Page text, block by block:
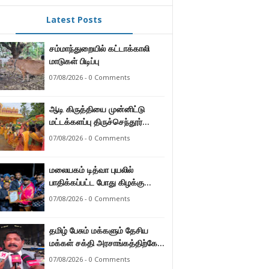
Latest Posts
சம்மாந்துறையில் கட்டாக்காலி
மாடுகள் பிடிப்பு
07/08/2026 - 0 Comments
ஆடி கிருத்தியை முன்னிட்டு
மட்டக்களப்பு திருச்செந்தூர்
முருகன் ஆலயத்தில் இடம்பெற்ற
07/08/2026 - 0 Comments
மலையகம் டித்வா புயலில்
பாதிக்கப்பட்ட போது கிழக்கு
மாகாண மக்கள் நீட்டிய
நுவரெலியா மாநகர சபை பிரதி
முதல்வர் எஸ். யோகராஜா
07/08/2026 - 0 Comments
தமிழ் பேசும் மக்களும் தேசிய
மக்கள் சக்தி அரசாங்கத்திற்கே
ஆணையளித்துள்ளனர் –
07/08/2026 - 0 Comments